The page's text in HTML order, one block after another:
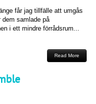
får jag tillfälle att umgås
dem samlade på
i ett mindre förrådsrum...
Read More